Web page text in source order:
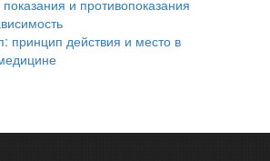
и противопоказания
принцип действия и место в